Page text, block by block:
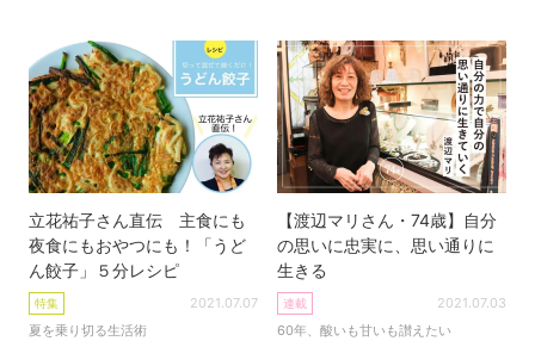
立花祐子さん直伝 主食にも
夜食にもおやつにも！「うど
ん餃子」５分レシピ
特集
夏を乗り切る生活術
2021.07.07
【渡辺マリさん・74歳】自分
の思いに忠実に、思い通りに
生きる
連載
60年、酸いも甘いも讃えたい
2021.07.03